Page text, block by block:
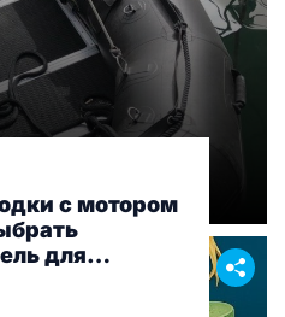
с мотором
для